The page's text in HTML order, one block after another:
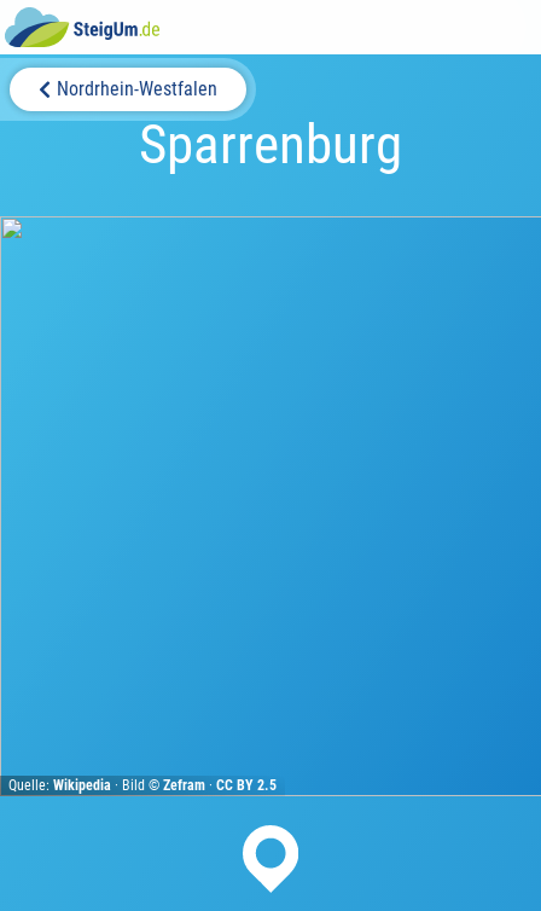
Nordrhein-Westfalen
Sparrenburg
Quelle:Wikipedia · Bild ©Zefram ·CC BY 2.5